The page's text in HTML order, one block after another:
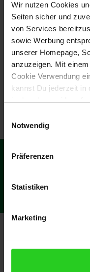
Wir nutzen Cookies
Seiten sicher und
von Services
sowie Werbung
unserer Homepage,
anzuzeigen. Mit
Cookie Verwendung
kannst Du jederzeit in
Notwendig
Präferenzen
Statistiken
Marketing
Venso EcoSolutions
SAGA Lampenschirm
Grau, LED
E27 Pflanzenleuchte,
Wachstumslampe,
Anzuchtlampe
Pflanzenlicht,
NUR
49,95*nur
Newsletter
Abonniere unseren
Zahlarten im Online-